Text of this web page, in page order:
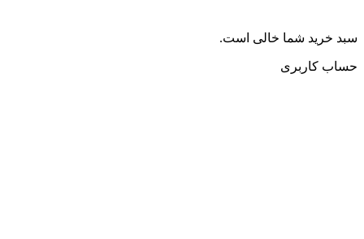
سبد خرید شما خالی است.
حساب کاربری